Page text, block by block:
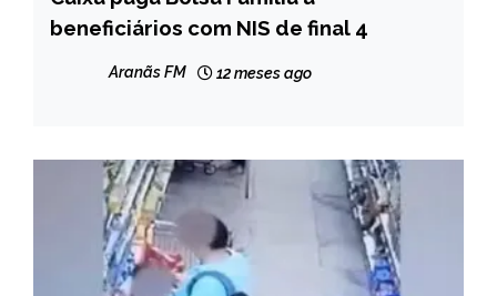
NOTÍCIAS
beneficiários com NIS de final 4
Aranãs FM 12 meses ago